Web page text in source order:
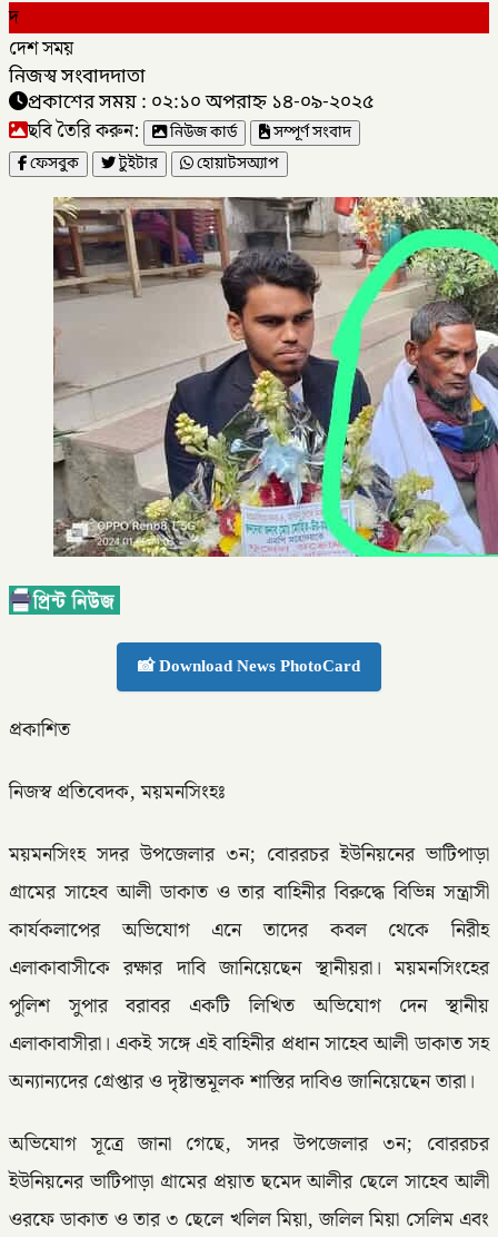
দ
দেশ সময়
নিজস্ব সংবাদদাতা
প্রকাশের সময় : ০২:১০ অপরাহ্ন ১৪-০৯-২০২৫
ছবি তৈরি করুন: নিউজ কার্ড
সম্পূর্ণ সংবাদ
ফেসবুক
টুইটার হোয়াটসঅ্যাপ
📸 Download News PhotoCard
প্রকাশিত
নিজস্ব প্রতিবেদক, ময়মনসিংহঃ
ময়মনসিংহ সদর উপজেলার ৩ন; বোররচর ইউনিয়নের ভাটিপাড়া
গ্রামের সাহেব আলী ডাকাত ও তার বাহিনীর বিরুদ্ধে বিভিন্ন সন্ত্রাসী
কার্যকলাপের অভিযোগ এনে তাদের কবল থেকে নিরীহ
এলাকাবাসীকে রক্ষার দাবি জানিয়েছেন স্থানীয়রা। ময়মনসিংহের
পুলিশ সুপার বরাবর একটি লিখিত অভিযোগ দেন স্থানীয়
এলাকাবাসীরা। একই সঙ্গে এই বাহিনীর প্রধান সাহেব আলী ডাকাত সহ
অন্যান্যদের গ্রেপ্তার ও দৃষ্টান্তমূলক শাস্তির দাবিও জানিয়েছেন তারা।
অভিযোগ সূত্রে জানা গেছে, সদর উপজেলার ৩ন; বোররচর
ইউনিয়নের ভাটিপাড়া গ্রামের প্রয়াত ছমেদ আলীর ছেলে সাহেব আলী
ওরফে ডাকাত ও তার ৩ ছেলে খলিল মিয়া, জলিল মিয়া সেলিম এবং